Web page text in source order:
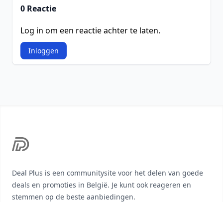
0 Reactie
Log in om een reactie achter te laten.
Inloggen
Deal Plus is een communitysite voor het delen van goede
deals en promoties in België. Je kunt ook reageren en
stemmen op de beste aanbiedingen.